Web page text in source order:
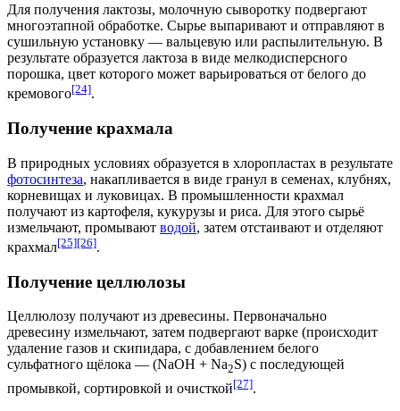
Для получения лактозы, молочную сыворотку подвергают
многоэтапной обработке. Сырье выпаривают и отправляют в
сушильную установку — вальцевую или распылительную. В
результате образуется лактоза в виде мелкодисперсного
порошка, цвет которого может варьироваться от белого до
кремового[24].
Получение крахмала
В природных условиях образуется в хлоропластах в результате
фотосинтеза, накапливается в виде гранул в семенах, клубнях,
корневищах и луковицах. В промышленности крахмал
получают из картофеля, кукурузы и риса. Для этого сырьё
измельчают, промывают водой, затем отстаивают и отделяют
крахмал[25][26].
Получение целлюлозы
Целлюлозу получают из древесины. Первоначально
древесину измельчают, затем подвергают варке (происходит
удаление газов и скипидара, с добавлением белого
сульфатного щёлока — (NaOH + Na2S) с последующей
промывкой, сортировкой и очисткой[27].